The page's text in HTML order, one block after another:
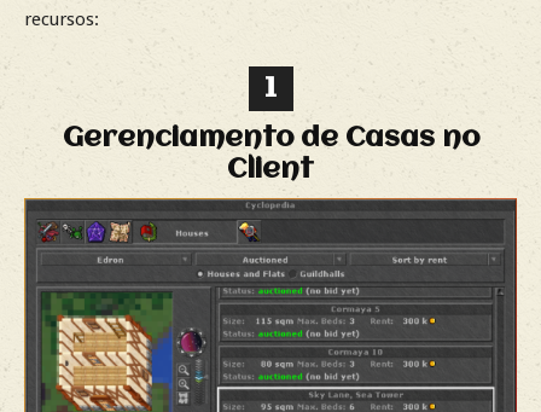
recursos:
1
Gerenciamento de Casas no
Client